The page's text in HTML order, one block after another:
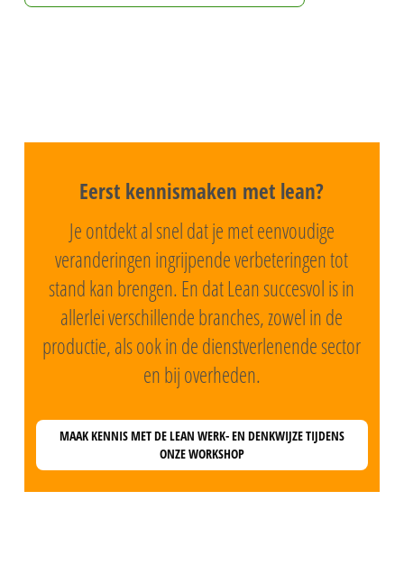
Eerst kennismaken met lean?
Je ontdekt al snel dat je met eenvoudige
veranderingen ingrijpende verbeteringen tot
stand kan brengen. En dat Lean succesvol is in
allerlei verschillende branches, zowel in de
productie, als ook in de dienstverlenende sector
en bij overheden.
MAAK KENNIS MET DE LEAN WERK- EN DENKWIJZE TIJDENS
ONZE WORKSHOP